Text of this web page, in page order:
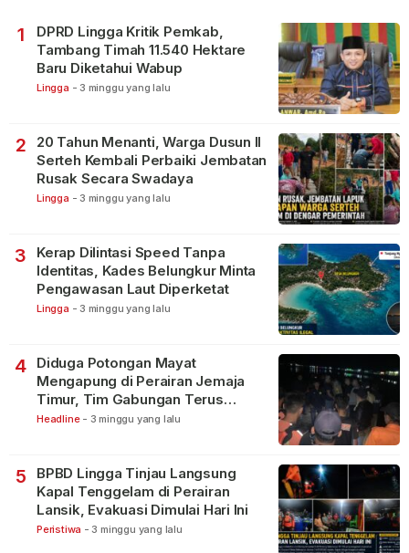
1
DPRD Lingga Kritik Pemkab,
Tambang Timah 11.540 Hektare
Baru Diketahui Wabup
Lingga - 3 minggu yang lalu
2
20 Tahun Menanti, Warga Dusun II
Serteh Kembali Perbaiki Jembatan
Rusak Secara Swadaya
Lingga - 3 minggu yang lalu
3
Kerap Dilintasi Speed Tanpa
Identitas, Kades Belungkur Minta
Pengawasan Laut Diperketat
Lingga - 3 minggu yang lalu
4
Diduga Potongan Mayat
Mengapung di Perairan Jemaja
Timur, Tim Gabungan Terus
Lakukan Pencarian
Headline - 3 minggu yang lalu
5
BPBD Lingga Tinjau Langsung
Kapal Tenggelam di Perairan
Lansik, Evakuasi Dimulai Hari Ini
Peristiwa - 3 minggu yang lalu